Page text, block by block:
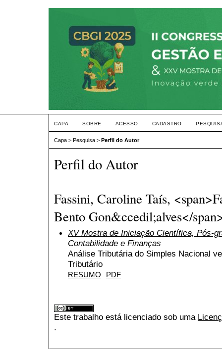
CAPA SOBRE ACESSO CADASTRO
Capa > Pesquisa > Perfil do Autor
Perfil do Autor
Fassini, Caroline Taís,
Bento Gon&ccedil;alves</
XV Mostra de Iniciação Científica, Pós-
Contabilidade e Finanças
Análise Tributária do Simples Nacional
Tributário
RESUMO PDF
Este trabalho está licenciado sob uma
.